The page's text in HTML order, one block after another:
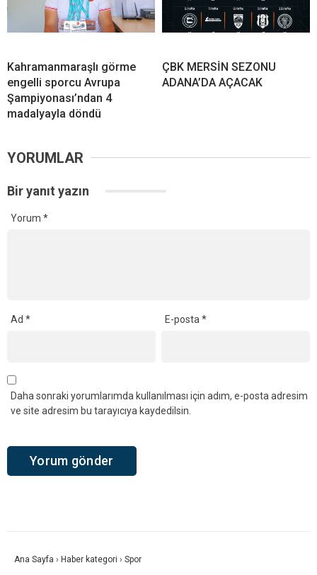
Kahramanmaraşlı görme
engelli sporcu Avrupa
Şampiyonası’ndan 4
madalyayla döndü
ÇBK MERSİN SEZONU
ADANA’DA AÇACAK
YORUMLAR
Bir yanıt yazın
Yorum *
Ad * E-posta*
Daha sonraki yorumlarımda kullanılması için adım, e-posta adresim
ve site adresim bu tarayıcıya kaydedilsin.
Ana Sayfa › Haber kategori › Spor